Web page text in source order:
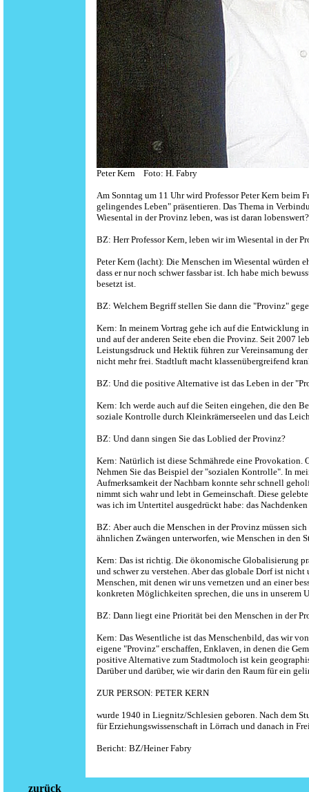
Peter Kern Foto: H. Fabry
Am Sonntag um 11 Uhr wird Professor Peter Kern beim
gelingendes Leben" präsentieren. Das Thema in
Wiesental in der Provinz leben, was ist daran
BZ: Herr Professor Kern, leben wir im Wiesental in der
Peter Kern (lacht): Die Menschen im Wiesental würden
dass er nur noch schwer fassbar ist. Ich habe mich
besetzt ist.
BZ: Welchem Begriff stellen Sie dann die "Provinz"
Kern: In meinem Vortrag gehe ich auf die Entwicklung
und auf der anderen Seite eben die Provinz. Seit 2007
Leistungsdruck und Hektik führen zur Vereinsamung
nicht mehr frei. Stadtluft macht klassenübergreifend
BZ: Und die positive Alternative ist das Leben in der
Kern: Ich werde auch auf die Seiten eingehen, die den
soziale Kontrolle durch Kleinkrämerseelen und das
BZ: Und dann singen Sie das Loblied der Provinz?
Kern: Natürlich ist diese Schmährede eine Provokation.
Nehmen Sie das Beispiel der "sozialen Kontrolle". In
Aufmerksamkeit der Nachbarn konnte sehr schnell
nimmt sich wahr und lebt in Gemeinschaft. Diese
was ich im Untertitel ausgedrückt habe: das
BZ: Aber auch die Menschen in der Provinz müssen
ähnlichen Zwängen unterworfen, wie Menschen in den
Kern: Das ist richtig. Die ökonomische Globalisierung
und schwer zu verstehen. Aber das globale Dorf ist
Menschen, mit denen wir uns vernetzen und an einer
konkreten Möglichkeiten sprechen, die uns in unserem
BZ: Dann liegt eine Priorität bei den Menschen in der
Kern: Das Wesentliche ist das Menschenbild, das wir
eigene "Provinz" erschaffen, Enklaven, in denen die
positive Alternative zum Stadtmoloch ist kein
Darüber und darüber, wie wir darin den Raum für ein
ZUR PERSON: PETER KERN
wurde 1940 in Liegnitz/Schlesien geboren. Nach dem
für Erziehungswissenschaft in Lörrach und danach in
Bericht: BZ/Heiner Fabry
zurück